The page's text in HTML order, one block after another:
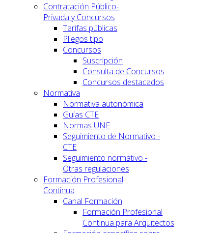
Contratación Público-
Privada y Concursos
Tarifas públicas
Pliegos tipo
Concursos
Suscripción
Consulta de Concursos
Concursos destacados
Normativa
Normativa autonómica
Guías CTE
Normas UNE
Seguimiento de Normativo -
CTE
Seguimiento normativo -
Otras regulaciones
Formación Profesional
Continua
Canal Formación
Formación Profesional
Continua para Arquitectos